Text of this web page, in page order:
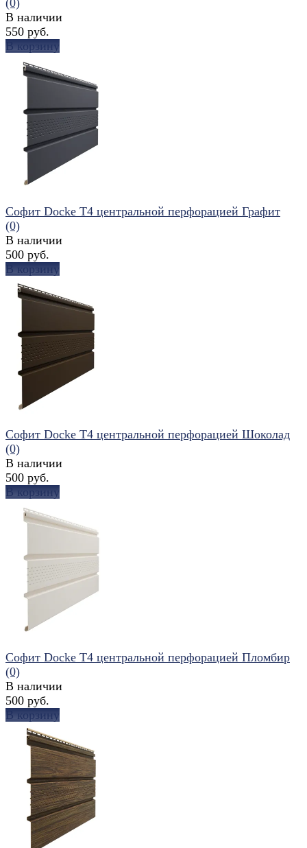
избранное сравнить
(0)
В наличии
550 руб.
В корзину
избранное сравнить
Софит Docke T4 центральной перфорацией Графит
(0)
В наличии
500 руб.
В корзину
избранное сравнить
Софит Docke T4 центральной перфорацией Шоколад
(0)
В наличии
500 руб.
В корзину
избранное сравнить
Софит Docke T4 центральной перфорацией Пломбир
(0)
В наличии
500 руб.
В корзину